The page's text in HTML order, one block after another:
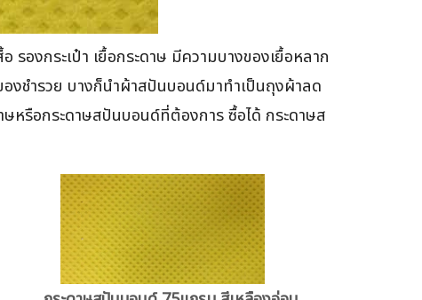
องกระเป๋า เยื้อกระดาษ มีความบางของเยื้อหลาก
ชำรวย บางก็นำผ้าสปันบอนด์มาทำเป็นถุงผ้าลด
หรือกระดาษสปันบอนด์ที่ต้องการ ซื้อได้ กระดาษส